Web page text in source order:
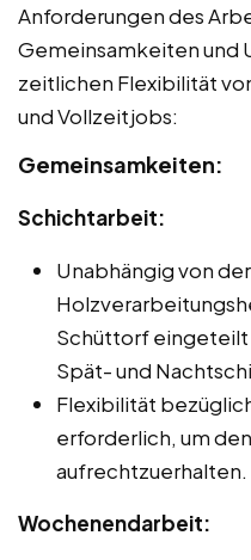
Anforderungen des
Gemeinsamkeiten und
zeitlichen Flexibilität
und Vollzeitjobs:
Gemeinsamkeiten:
Schichtarbeit:
Unabhängig von
Schüttorf eingeteilt
Spät- und
Flexibilität
erforderlich, um
aufrechtzuerhalten.
Wochenendarbeit: